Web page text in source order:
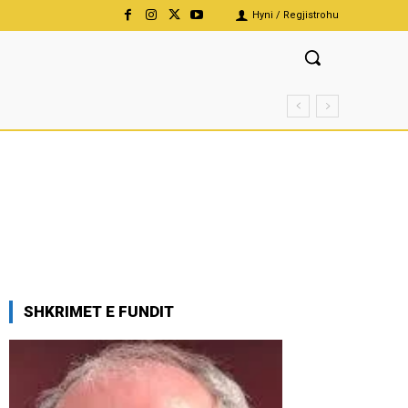
Hyni / Regjistrohu
SHKRIMET E FUNDIT